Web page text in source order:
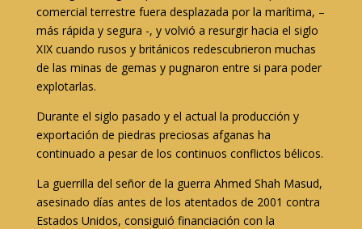
comercial terrestre fuera desplazada por la marítima, –
más rápida y segura -, y volvió a resurgir hacia el siglo
XIX cuando rusos y británicos redescubrieron muchas
de las minas de gemas y pugnaron entre si para poder
explotarlas.
Durante el siglo pasado y el actual la producción y
exportación de piedras preciosas afganas ha
continuado a pesar de los continuos conflictos bélicos.
La guerrilla del señor de la guerra Ahmed Shah Masud,
asesinado días antes de los atentados de 2001 contra
Estados Unidos, consiguió financiación con la